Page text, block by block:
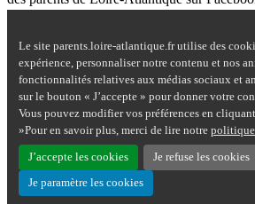
Le site parents.loire-atlantique.fr utilise des
expérience, personnaliser notre contenu et nos
fonctionnalités relatives aux médias sociaux et
sur le bouton « J’accepte » pour donner votre
Vous pouvez modifier vos préférences en
»Pour en savoir plus, merci de lire notre
J’accepte les cookies Je refuse les cookies
Je paramètre les cookies
Nous contacter
Mentions légales
Plan du site
Accessibilité : partiellement conforme
Aide
Données personnelles
Cookies
Haut de page